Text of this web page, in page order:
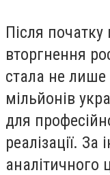
Після
вторгнення
стала не
мільйонів
для
реалізації.
аналітичного